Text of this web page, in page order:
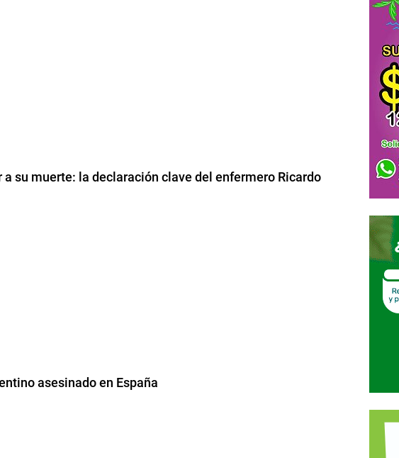
a su muerte: la declaración clave del enfermero Ricardo
asesinado en España